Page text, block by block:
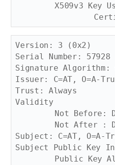
	X509v3 Key Usage: critical
Version: 3 (0x2)
Serial Number: 57928
Signature Algorithm:
Issuer: C=AT, O=A-
Trust: Always
Validity
Subject: C=AT, O=A-
Subject Public Key